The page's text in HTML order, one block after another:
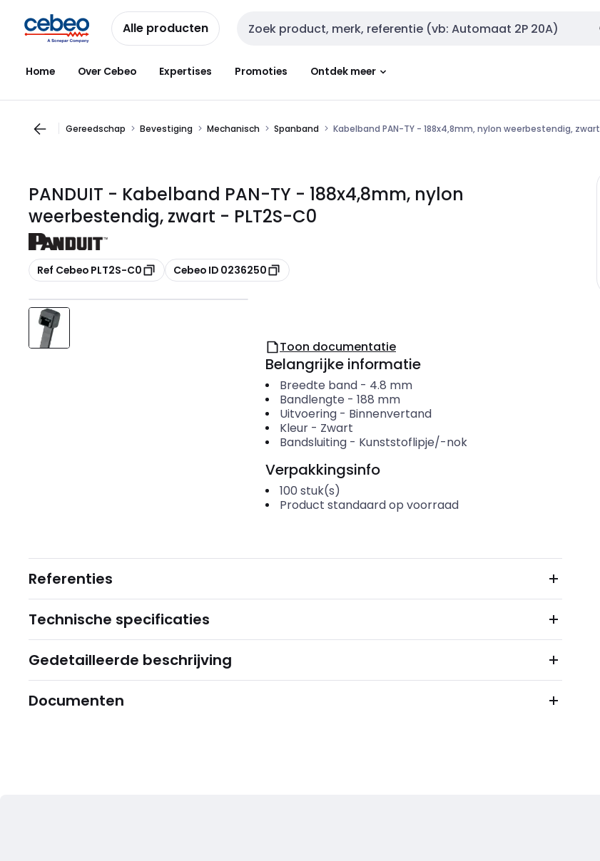
naar
navigatie
naar
inhoud
Alle producten Zoekveld invoer
Home Over Cebeo Expertises Promoties Ontdek meer
Gereedschap Bevestiging Mechanisch Spanband Kabelband PAN-TY - 188x4,8mm, nylon weerbestendig, zwart
PANDUIT - Kabelband PAN-TY - 188x4,8mm, nylon
weerbestendig, zwart - PLT2S-C0
Kopiëren
Ref Cebeo PLT2S-C0 Kopiëren
Cebeo ID 0236250
Toon documentatie
Belangrijke informatie
Breedte band- 4.8 mm
Bandlengte - 188 mm
Uitvoering- Binnenvertand
Kleur- Zwart
Bandsluiting- Kunststoflipje/-nok
Verpakkingsinfo
100 stuk(s)
Product standaard op voorraad
Referenties
Technische specificaties
Gedetailleerde beschrijving
Documenten